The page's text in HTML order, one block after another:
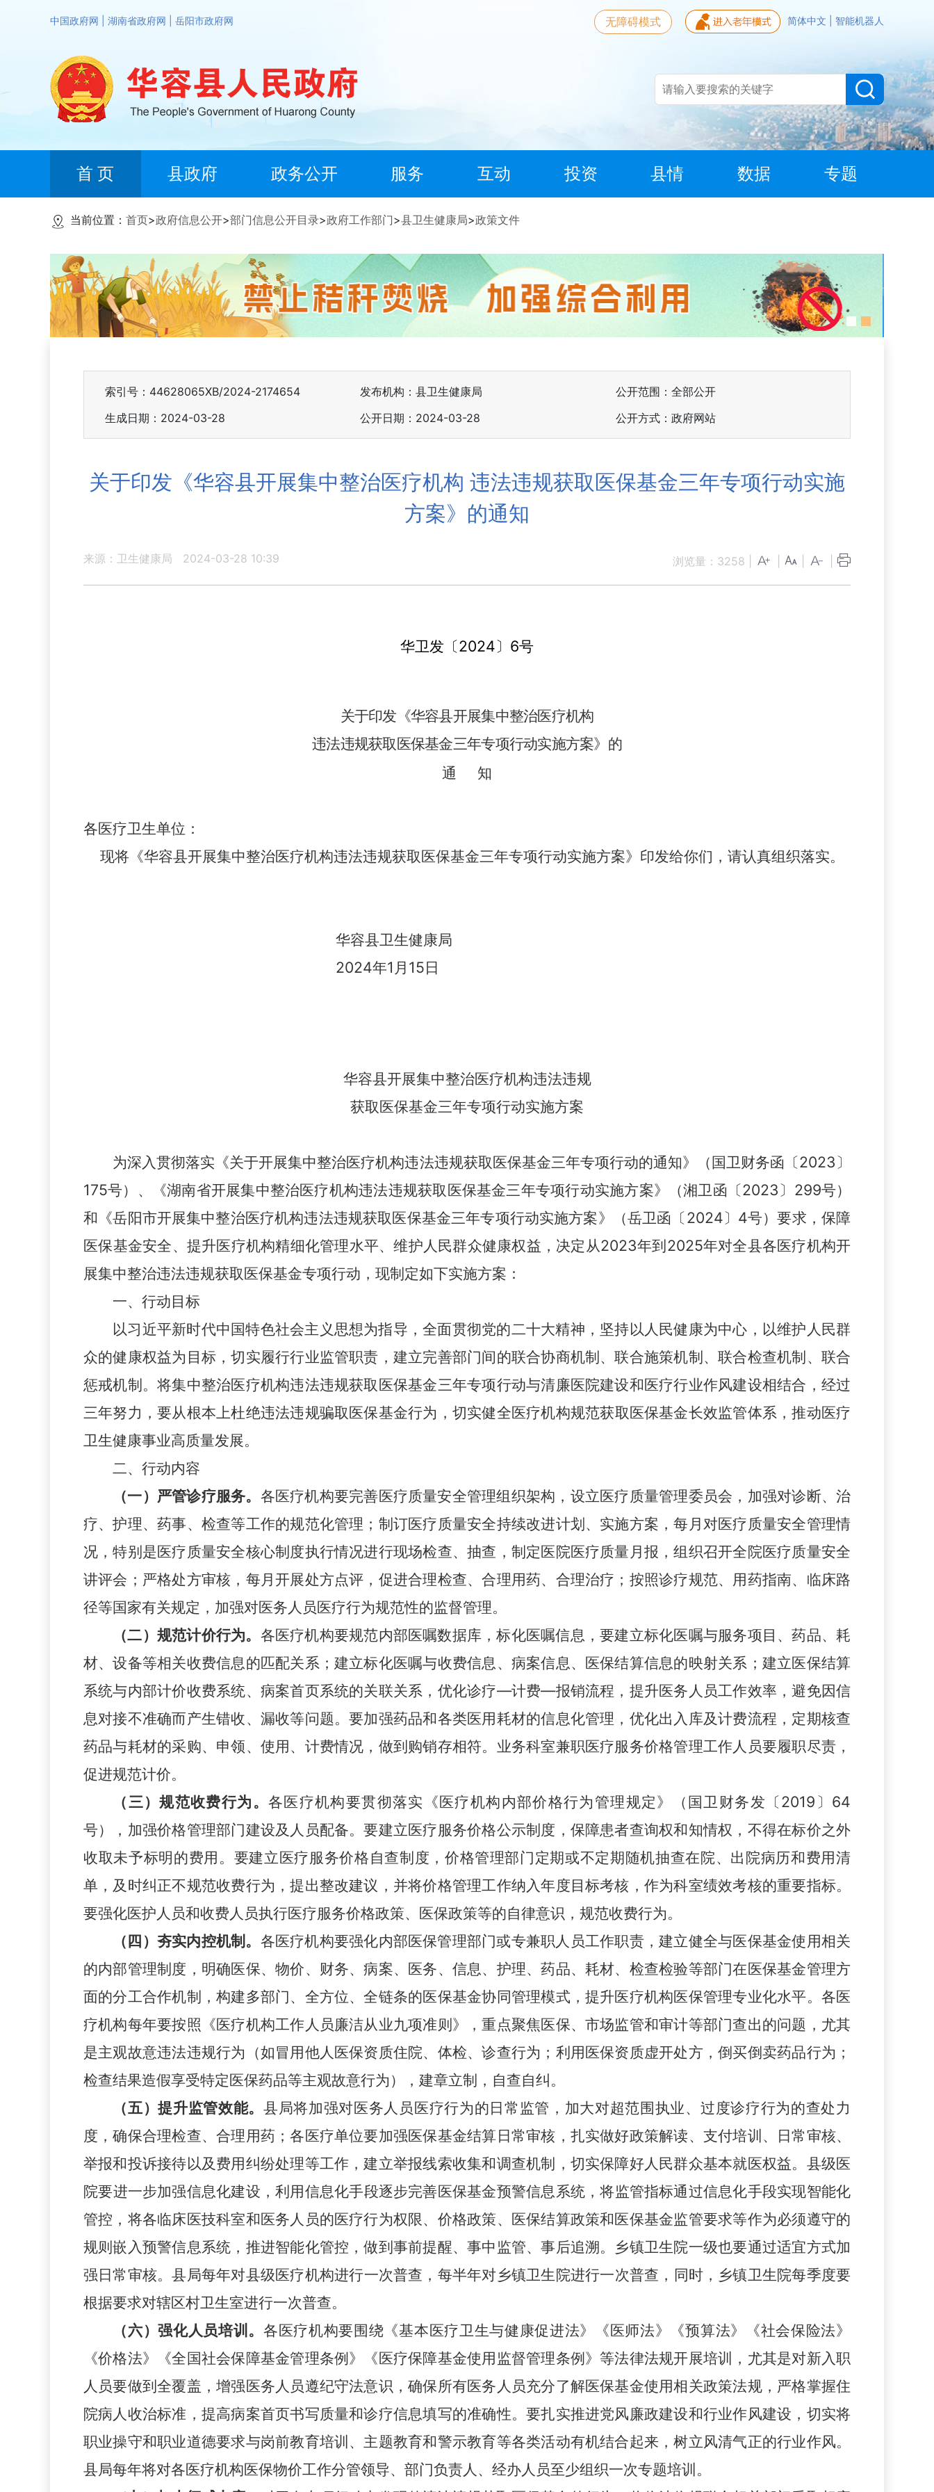
中国政府网 湖南省政府网 岳阳市政府网 简体中文 智能机器人
无障碍模式
首 页 县政府 政务公开 服务 互动 投资 县情 数据 专题
当前位置： 首页>政府信息公开>部门信息公开目录>政府工作部门>县卫生健康局>政策文件
索引号：44628065XB/2024-2174654 发布机构：县卫生健康局
公开范围：全部公开
生成日期：2024-03-28
公开日期：2024-03-28 公开方式：政府网站
关于印发《华容县开展集中整治医疗机构 违法违规获取医保基金三年专项行动实施
方案》的通知
来源：卫生健康局 2024-03-28 10:39 浏览量： 3258
华卫发〔2024〕 6号
关于印发《华容县开展集中整治医疗机构
违法违规获取医保基金三年专项行动实施方案》的
通
知
各医疗卫生单位：
现将《华容县开展集中整治医疗机构违法违规获取医保基金三年专项行动实施方案》印发给你们，请认真组织落实。
华容县卫生健康局
2024年1 月15日
华容县开展集中整治医疗机构违法违规
获取医保基金三年专项行动实施方案
为深入贯彻落实《关于开展集中整治医疗机构违法违规获取医保基金三年专项行动的通知》 （国卫财务函 〔2023〕
175号）、 《湖南省开展集中整治医疗机构违法违规获取医保基金三年专项行动实施方案》 （湘卫函 〔2023〕 299号）
和 《岳阳市开展集中整治医疗机构违法违规获取医保基金三年专项行动实施方案》 （岳卫函 〔2024〕 4号）要求，保障
医保基金安全、提升医疗机构精细化管理水平、维护人民群众健康权益，决定从2023年到2025年对全县各医疗机构开
展集中整治违法违规获取医保基金专项行动，现制定如下实施方案：
一、行动目标
以习近平新时代中国特色社会主义思想为指导，全面贯彻党的二十大精神，坚持以人民健康为中心，以维护人民群
众的健康权益为目标，切实履行行业监管职责，建立完善部门间的联合协商机制、联合施策机制、联合检查机制、联合
惩戒机制。将集中整治医疗机构违法违规获取医保基金三年专项行动与清廉医院建设和医疗行业作风建设相结合，经过
三年努力，要从根本上杜绝违法违规骗取医保基金行为， 切实健全医疗机构规范获取医保基金长效监管体系 ，推动医疗
卫生健康事业高质量发展。
二、行动内容
（一） 严管诊疗服务。 各医疗机构要完善医疗质量安全管理组织架构，设立医疗质量管理委员会，加强对诊断、治
疗、护理、药事、检查等工作的规范化管理；制订医疗质量安全持续改进计划、实施方案，每月对医疗质量安全管理情
况，特别是医疗质量安全核心制度执行情况进行现场检查、抽查，制定医院医疗质量月报，组织召开全院医疗质量安全
讲评会 ； 严格处方审核，每月开展处方点评，促进合理检查、合理用药、合理治疗；按照诊疗规范、用药指南、临床路
径等国家有关规定，加强对医务人员医疗行为规范性的监督管理。
（二） 规范计价行为。 各医疗机构要规范内部医嘱数据库，标化医嘱信息，要建立标化医嘱与服务项目、药品、耗
材、设备等相关收费信息的匹配关系；建立标化医嘱与收费信息、病案信息、医保结算信息的映射关系；建立医保结算
系统与内部计价收费系统、病案首页系统的关联关系，优化诊疗—计费—报销流程，提升医务人员工作效率，避免因信
息对接不准确而产生错收、漏收等问题。要加强药品和各类医用耗材的信息化管理，优化出入库及计费流程，定期核查
药品与耗材的采购、申领、使用、计费情况，做到购销存相符。业务科室兼职医疗服务价格管理工作人员要履职尽责，
促进规范计价。
（三）规范收费行为。 各医疗机构要贯彻落实《医疗机构内部价格行为管理规定》 （国卫财务发 〔2019〕 64
号）， 加强价格管理部门建设及人员配备。要建立医疗服务价格公示制度，保障患者查询权和知情权，不得在标价之外
收取未予标明的费用。要建立医疗服务价格自查制度，价格管理部门定期或不定期随机抽查在院、出院病历和费用清
单，及时纠正不规范收费行为，提出整改建议，并将价格管理工作纳入年度目标考核，作为科室绩效考核的重要指标。
要强化医护人员和收费人员执行医疗服务价格政策、医保政策等的自律意识，规范收费行为。
（四） 夯实内控机制。 各医疗机构要强化内部医保管理部门或专兼职人员工作职责，建立健全与医保基金使用相关
的内部管理制度，明确医保、物价、财务、病案、医务、信息、护理、药品、耗材、检查检验等部门在医保基金管理方
面的分工合作机制，构建多部门、全方位、全链条的医保基金协同管理模式，提升医疗机构医保管理专业化水平。各医
疗机构每年要按照《医疗机构工作人员廉洁从业九项准则》
，重点聚焦医保、市场监管和审计等部门查出的问题，尤其
是主观故意违法违规行为 （如冒用他人医保资质住院、体检、诊查行为；利用医保资质虚开处方，倒买倒卖药品行为；
检查结果造假享受特定医保药品等主观故意行为）， 建章立制，自查自纠。
（五）提升监管效能。 县局将加强对医务人员医疗行为的日常监管，加大对超范围执业、过度诊疗行为的查处力
度，确保合理检查、合理用药；各医疗单位要加强医保基金结算日常审核，扎实做好政策解读、支付培训、日常审核、
举报和投诉接待以及费用纠纷处理等工作，建立举报线索收集和调查机制，切实保障好人民群众基本就医权益。 县级医
院要进一步加强信息化建设，利用信息化手段逐步完善医保基金预警信息系统，将监管指标通过信息化手段实现智能化
管控，将各临床医技科室和医务人员的医疗行为权限、价格政策、医保结算政策和医保基金监管要求等作为必须遵守的
规则嵌入预警信息系统，推进智能化管控，做到事前提醒、事中监管、事后追溯。 乡镇卫生院一级也要通过适宜方式加
强日常审核。县局每年对县级医疗机构进行一次普查，每半年对乡镇卫生院进行一次普查 ，同时， 乡镇卫生院每季度要
根据要求对辖区村卫生室进行一次普查。
（六）强化人员培训。 各医疗机构要围绕《基本医疗卫生与健康促进法》《医师法》《预算法》《社会保险法》
《价格法》《全国社会保障基金管理条例》《医疗保障基金使用监督管理条例》等法律法规开展培训，尤其是对新入职
人员要做到全覆盖，增强医务人员遵纪守法意识，确保所有医务人员充分了解医保基金使用相关政策法规，严格掌握住
院病人收治标准，提高病案首页书写质量和诊疗信息填写的准确性。要扎实推进党风廉政建设和行业作风建设，切实将
职业操守和职业道德要求与岗前教育培训、主题教育和警示教育等各类活动有机结合起来，树立风清气正的行业作风。
县局每年将对各医疗机构医保物价工作分管领导、部门负责人、经办人员至少组织一次专题培训。